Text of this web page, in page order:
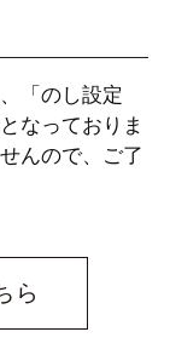
「のし設定
なっておりま
んので、ご了
ら